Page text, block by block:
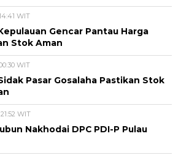
WIT
Gencar Pantau Harga
Stok Aman
WIT
Pasar Gosalaha Pastikan Stok
WIT
Nakhodai DPC PDI-P Pulau